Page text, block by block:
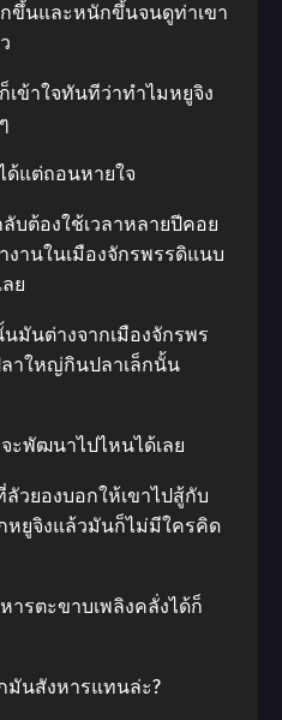
ขึ้นและหนักขึ้นจนดูท่าเขา
เข้าใจทันทีว่าทำไมหยูจิง
ด้แต่ถอนหายใจ
บต้องใช้เวลาหลายปีคอย
านในเมืองจักรพรรดิแนบ
ย
มันต่างจากเมืองจักรพร
าใหญ่กินปลาเล็กนั้น
ะพัฒนาไปไหนได้เลย
วยองบอกให้เขาไปสู้กับ
หยูจิงแล้วมันก็ไม่มีใครคิด
ารตะขาบเพลิงคลั่งได้ก็
มันสังหารแทนล่ะ?